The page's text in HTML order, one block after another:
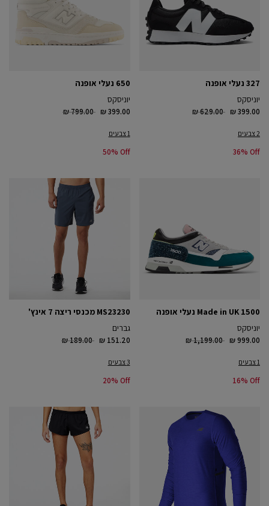
327 נעלי אופנה
יוניסקס
Price reduced from
₪ 629.00 to₪ 399.00
2 צבעים
36% Off
650 נעלי אופנה
יוניסקס
Price reduced from
₪ 799.00 to₪ 399.00
1 צבעים
50% Off
Made in UK 1500 נעלי אופנה
יוניסקס
Price reduced from
₪ 1,199.00 to₪ 999.00
1 צבעים
16% Off
MS23230 מכנסי ריצה 7 אינץ'
גברים
Price reduced from
₪ 189.00 to₪ 151.20
3 צבעים
20% Off